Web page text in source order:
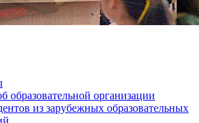
образовательной организации
из зарубежных образовательных